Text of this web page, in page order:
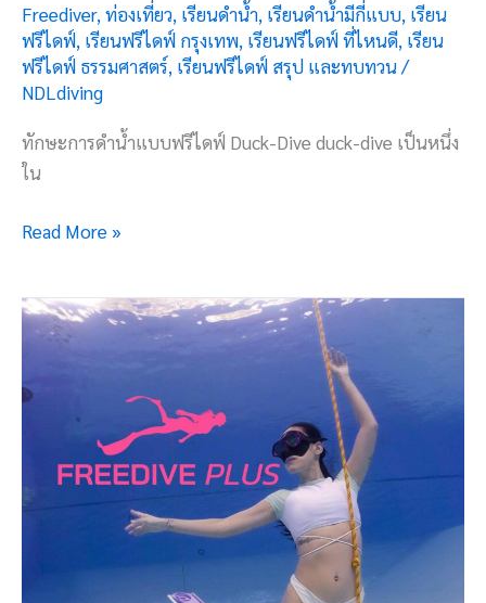
Freediver, ท่องเที่ยว, เรียนดำน้ำ, เรียนดำน้ำมีกี่แบบ, เรียน
ฟรีไดฟ์, เรียนฟรีไดฟ์ กรุงเทพ, เรียนฟรีไดฟ์ ที่ไหนดี, เรียน
ฟรีไดฟ์ ธรรมศาสตร์, เรียนฟรีไดฟ์ สรุป และทบทวน/
NDLdiving
ทักษะการดำน้ำแบบฟรีไดฟ์ Duck-Dive duck-dive เป็นหนึ่ง
ใน
Read More »
Basic
Freedive
ฟรี